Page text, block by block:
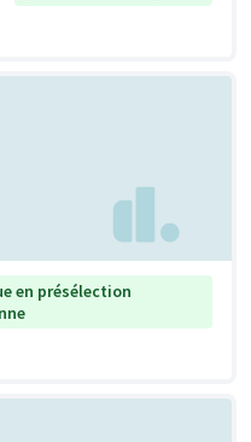
en présélection